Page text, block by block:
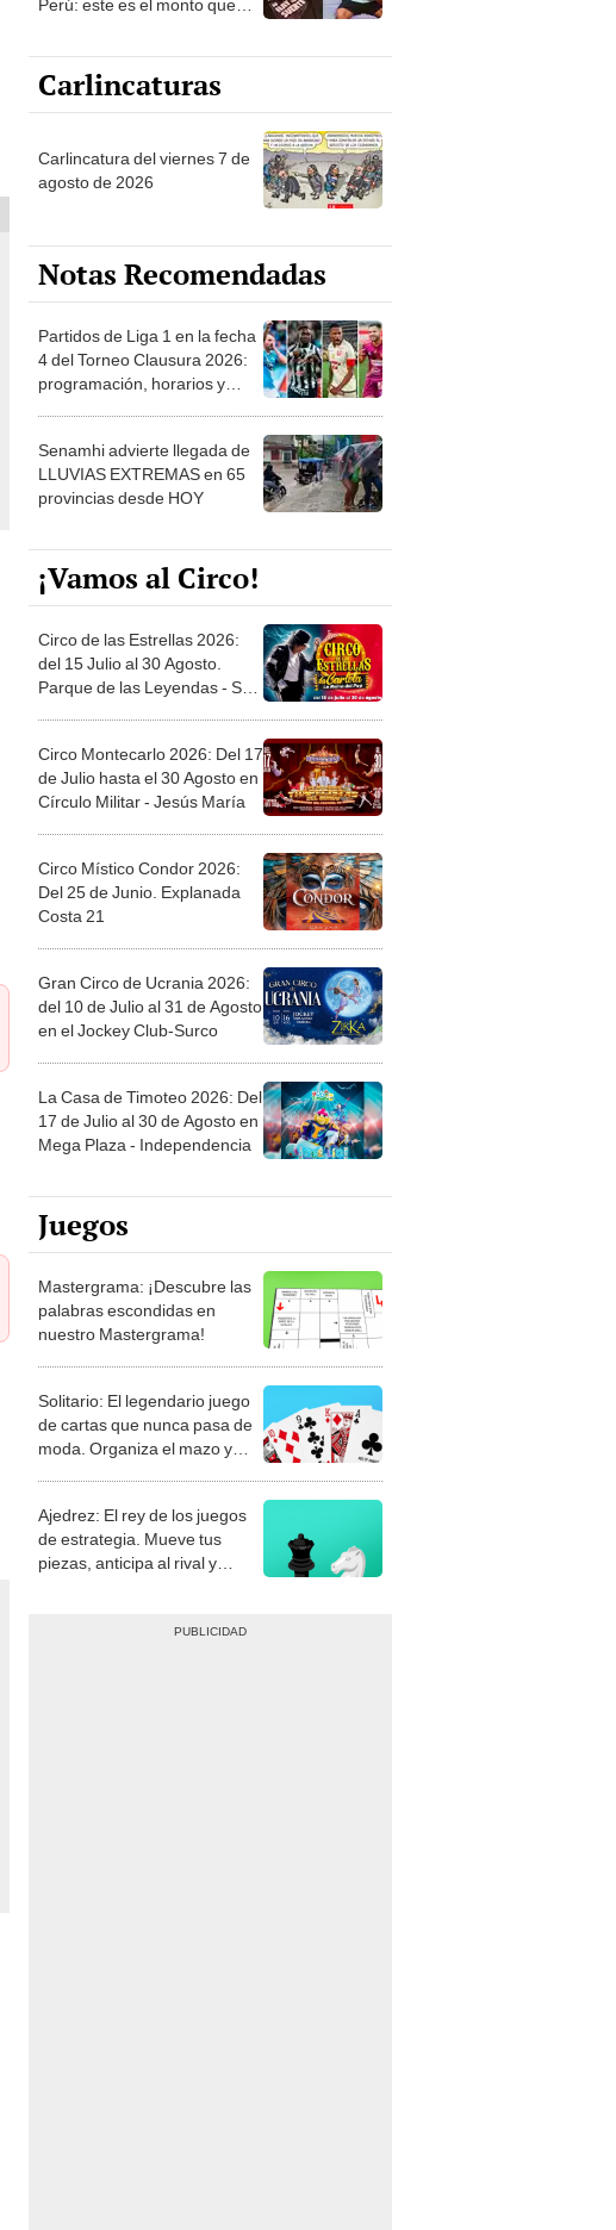
Perú: este es el monto que
1.000 vistas
Carlincaturas
Carlincatura del viernes 7 de
agosto de 2026
Notas Recomendadas
Partidos de Liga 1 en la fecha
4 del Torneo Clausura 2026:
programación, horarios y
Senamhi advierte llegada de
LLUVIAS EXTREMAS en 65
provincias desde HOY
¡Vamos al Circo!
Circo de las Estrellas 2026:
del 15 Julio al 30 Agosto.
Parque de las Leyendas - San
Circo Montecarlo 2026: Del 17
de Julio hasta el 30 Agosto en
Círculo Militar - Jesús María
Circo Místico Condor 2026:
Del 25 de Junio. Explanada
Costa 21
Gran Circo de Ucrania 2026:
del 10 de Julio al 31 de Agosto
en el Jockey Club-Surco
La Casa de Timoteo 2026: Del
17 de Julio al 30 de Agosto en
Mega Plaza - Independencia
Juegos
Mastergrama: ¡Descubre las
palabras escondidas en
nuestro Mastergrama!
Solitario: El legendario juego
de cartas que nunca pasa de
moda. Organiza el mazo y
Ajedrez: El rey de los juegos
de estrategia. Mueve tus
piezas, anticipa al rival y